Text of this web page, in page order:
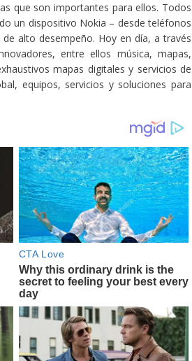
que son importantes para ellos. Todos
un dispositivo Nokia – desde teléfonos
alto desempeño. Hoy en día, a través
entre ellos música, mapas,
mapas digitales y servicios de
equipos, servicios y soluciones para